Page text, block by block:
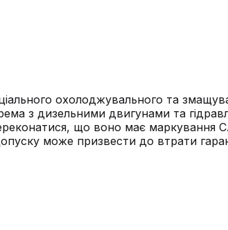
охолоджувального та
з дизельними двигунами та
що воно має маркування
може призвести до втрати